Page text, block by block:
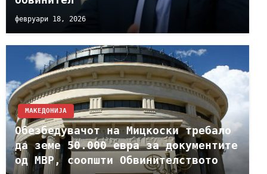
февруари 18, 2026
МАКЕДОНИЈА
Oбезбедувачот на Мицкоски требало
да земе 50.000 евра за документите
од МВР, соопшти Обвинителството